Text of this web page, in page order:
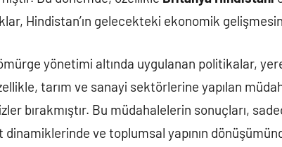
Hindistan’ın gelecekteki ekonomik
yönetimi altında uygulanan politikalar,
tarım ve sanayi sektörlerine yapılan
bırakmıştır. Bu müdahalelerin sonuçları,
ve toplumsal yapının